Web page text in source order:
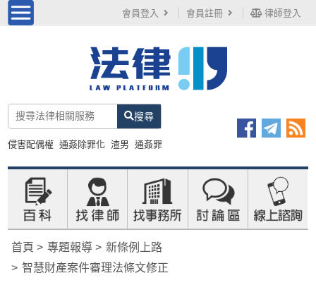
會員登入 會員註冊 律師登入
搜尋
侵害配偶權 通姦除罪化 渣男 通姦罪
首頁 專題報導
新條例上路
智慧財產案件審理法條文修正